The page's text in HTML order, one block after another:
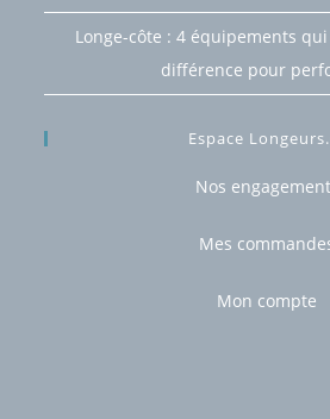
Longe-côte : 4 équipements
différence pour
Espace
Nos
Mes
Mon compte